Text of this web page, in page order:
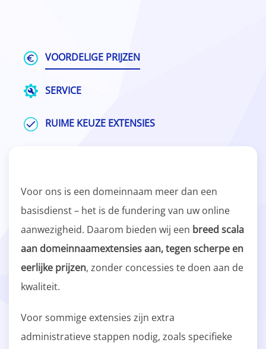
VOORDELIGE PRIJZEN
SERVICE
RUIME KEUZE EXTENSIES
Voor ons is een domeinnaam meer dan een
basisdienst – het is de fundering van uw online
aanwezigheid. Daarom bieden wij een breed scala
aan domeinnaamextensies aan, tegen scherpe en
eerlijke prijzen, zonder concessies te doen aan de
kwaliteit.
Voor sommige extensies zijn extra
administratieve stappen nodig, zoals specifieke